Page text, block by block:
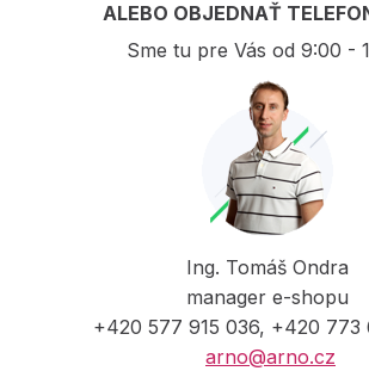
ALEBO OBJEDNAŤ
Sme tu pre Vás od 9:00 -
Ing. Tomáš Ondra
manager e-shopu
+420 577 915 036, +420 773
arno@arno.cz